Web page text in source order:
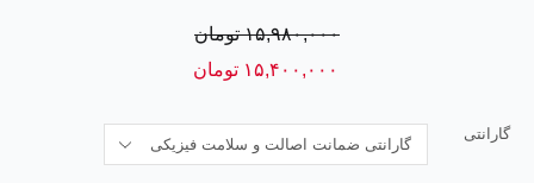
۱۵,۹۸۰,۰۰۰ تومان
۱۵,۴۰۰,۰۰۰ تومان
گارانتی